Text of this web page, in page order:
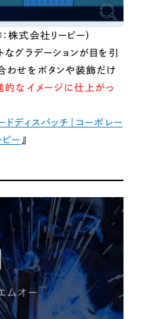
スサイト （85件）
ョップ） （43件）
アサイト
）
ションサイト
：株式会社リーピー）
グラデーションが目を引
わせをボタンや装飾だけ
的なイメージに仕上がっ
ディスパッチ｜コーポレー
ピー 』